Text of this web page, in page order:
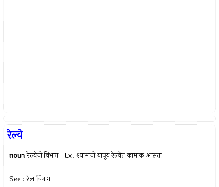
रेल्वे
noun रेल्वेचो विभाग Ex. श्यामाचो बापूय रेल्वेंत कामाक आसता
See : रेल विभाग